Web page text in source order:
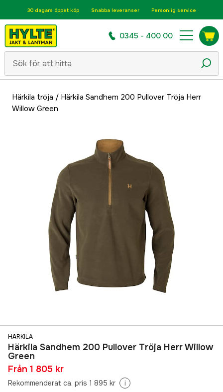
30 dagars öppet köp Snabba leveranser Personlig service
0345 - 400 00
Härkila tröja / Härkila Sandhem 200 Pullover Tröja Herr
Willow Green
HÄRKILA
Härkila Sandhem 200 Pullover Tröja Herr Willow
Green
Från 1 805 kr
Rekommenderat ca. pris 1 895 kr i